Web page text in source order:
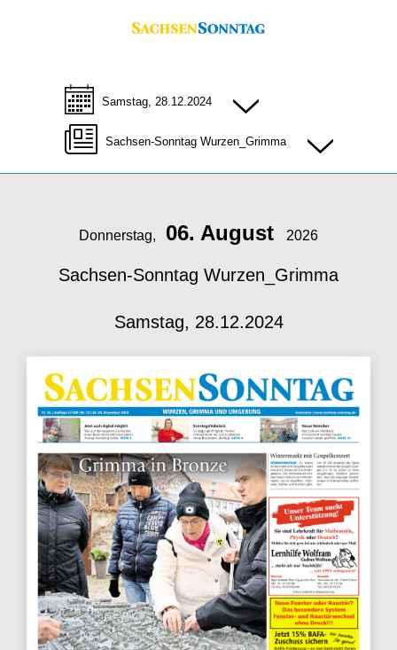
Samstag, 28.12.2024
Sachsen-Sonntag Wurzen_Grimma
Donnerstag, 06. August 2026
Sachsen-Sonntag Wurzen_Grimma
Samstag, 28.12.2024